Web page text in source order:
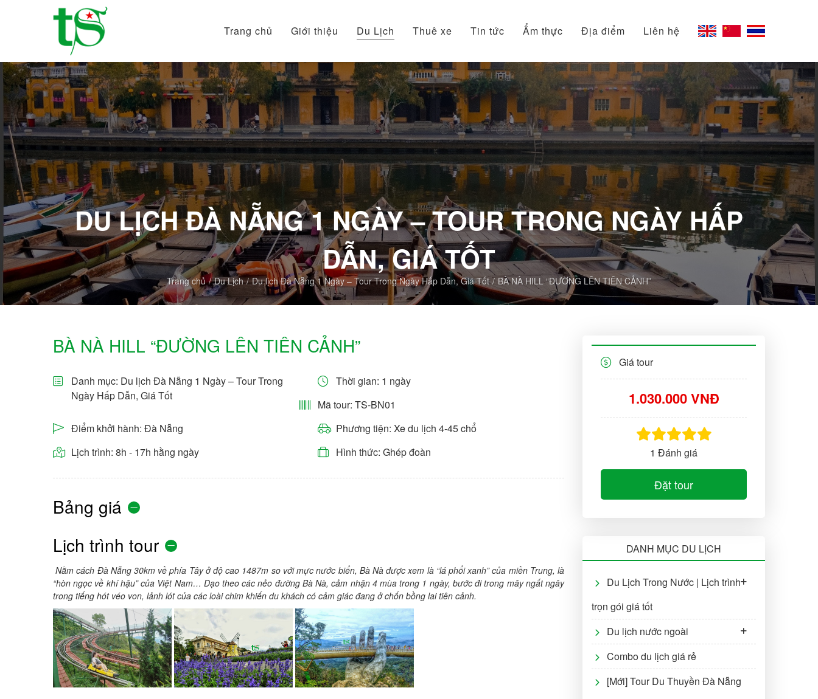
Tour
Du
Lịch
Việt
Nam
Từ
Bắc
Vào
Nam
Trường
Sa
Tourist
DMC
Trang chủ Giới thiệu Du Lịch Thuê xe Tin tức Ẩm thực Địa điểm Liên hệ
DU LỊCH ĐÀ NẴNG 1 NGÀY – TOUR TRONG NGÀY HẤP
DẪN, GIÁ TỐT
Trang chủ Du Lịch Du lịch Đà Nẵng 1 Ngày – Tour Trong Ngày Hấp Dẫn, Giá Tốt BÀ NÀ HILL “ĐƯỜNG LÊN TIÊN CẢNH”
BÀ NÀ HILL “ĐƯỜNG LÊN TIÊN CẢNH”
Danh mục: Du lịch Đà Nẵng 1 Ngày – Tour Trong
Ngày Hấp Dẫn, Giá Tốt
Thời gian: 1 ngày
Mã tour: TS-BN01
Phương tiện: Xe du lịch 4-45 chổ
Điểm khởi hành: Đà Nẵng
Hình thức: Ghép đoàn
Lịch trình: 8h - 17h hằng ngày
Bảng giá
Lịch trình tour
Nằm cách Đà Nẵng 30km về phía Tây ở độ cao 1487m so với mực nước biển, Bà Nà được xem là “lá phổi xanh” của miền Trung, là
“hòn ngọc về khí hậu” của Việt Nam… Dạo theo các nẻo đường Bà Nà, cảm nhận 4 mùa trong 1 ngày, bước đi trong mây ngất ngây
trong tiếng hót véo von, lảnh lót của các loài chim khiến du khách có cảm giác đang ở chốn bồng lai tiên cảnh.
Giá tour
1.030.000 VNĐ
1 Đánh giá
Đặt tour
DANH MỤC DU LỊCH
Du Lịch Trong Nước | Lịch trình
trọn gói giá tốt
Du lịch nước ngoài
Combo du lịch giá rẻ
[Mới] Tour Du Thuyền Đà Nẵng